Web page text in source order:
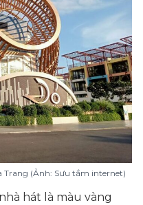
Trang (Ảnh: Sưu tầm internet)
hát là màu vàng